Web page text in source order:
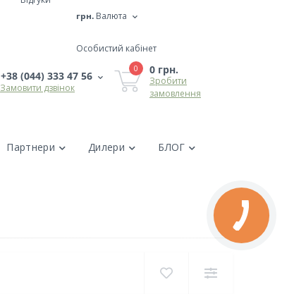
грн. Валюта
Особистий кабінет
+38 (044) 333 47 56
Замовити дзвінок
0 0 грн.
Зробити
замовлення
Партнери Дилери БЛОГ